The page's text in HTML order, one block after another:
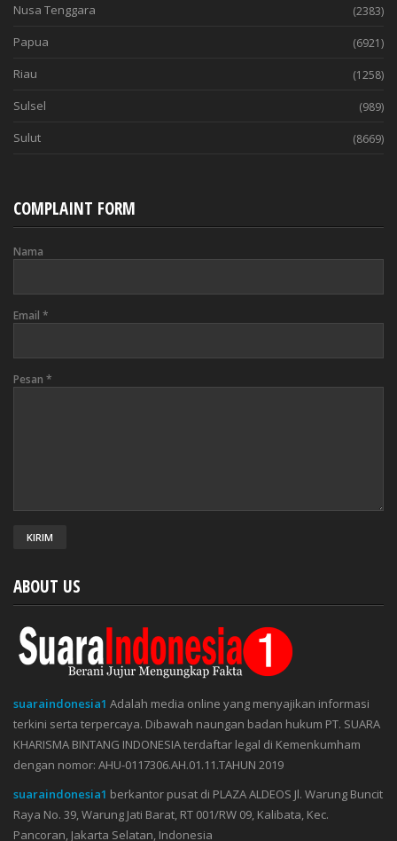
Nusa Tenggara (2383)
Papua (6921)
Riau (1258)
Sulsel (989)
Sulut (8669)
COMPLAINT FORM
Nama
Email *
Pesan *
ABOUT US
suaraindonesia1 Adalah media online yang menyajikan informasi
terkini serta terpercaya. Dibawah naungan badan hukum PT. SUARA
KHARISMA BINTANG INDONESIA terdaftar legal di Kemenkumham
dengan nomor: AHU-0117306.AH.01.11.TAHUN 2019
suaraindonesia1 berkantor pusat di PLAZA ALDEOS Jl. Warung Buncit
Raya No. 39, Warung Jati Barat, RT 001/RW 09, Kalibata, Kec.
Pancoran, Jakarta Selatan, Indonesia